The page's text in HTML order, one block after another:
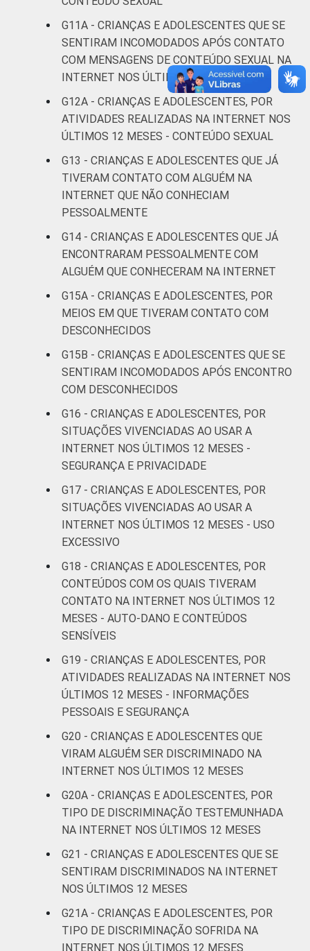
SM
22
Não tem
renda
29
Não sabe 10
respondeu
12
CLASSE
SOCIAL
AB
C 14
DE 17
Fonte: CGI.br/NIC.br, Centro Regional de
Estudos para o Desenvolvimento da
Sociedade da Informação (Cetic.br),
Pesquisa sobre o Uso da Internet por
Crianças e Adolescentes no Brasil – TIC Kids
Online Brasil 2017. ¹Dados coletados por
autopreenchimento.
G11A - CRIANÇAS E ADOLESCENTES QUE SE
SENTIRAM INCOMODADOS APÓS CONTATO
COM MENSAGENS DE CONTEÚDO SEXUAL NA
INTERNET NOS ÚLTIMOS 12 MESES
G12A - CRIANÇAS E ADOLESCENTES, POR
ATIVIDADES REALIZADAS NA INTERNET NOS
ÚLTIMOS 12 MESES - CONTEÚDO SEXUAL
G13 - CRIANÇAS E ADOLESCENTES QUE JÁ
TIVERAM CONTATO COM ALGUÉM NA
INTERNET QUE NÃO CONHECIAM
PESSOALMENTE
G14 - CRIANÇAS E ADOLESCENTES QUE JÁ
ENCONTRARAM PESSOALMENTE COM
ALGUÉM QUE CONHECERAM NA INTERNET
G15A - CRIANÇAS E ADOLESCENTES, POR
MEIOS EM QUE TIVERAM CONTATO COM
DESCONHECIDOS
G15B - CRIANÇAS E ADOLESCENTES QUE SE
SENTIRAM INCOMODADOS APÓS ENCONTRO
COM DESCONHECIDOS
G16 - CRIANÇAS E ADOLESCENTES, POR
SITUAÇÕES VIVENCIADAS AO USAR A
INTERNET NOS ÚLTIMOS 12 MESES -
SEGURANÇA E PRIVACIDADE
G17 - CRIANÇAS E ADOLESCENTES, POR
SITUAÇÕES VIVENCIADAS AO USAR A
INTERNET NOS ÚLTIMOS 12 MESES - USO
EXCESSIVO
G18 - CRIANÇAS E ADOLESCENTES, POR
CONTEÚDOS COM OS QUAIS TIVERAM
CONTATO NA INTERNET NOS ÚLTIMOS 12
MESES - AUTO-DANO E CONTEÚDOS
SENSÍVEIS
G19 - CRIANÇAS E ADOLESCENTES, POR
ATIVIDADES REALIZADAS NA INTERNET NOS
ÚLTIMOS 12 MESES - INFORMAÇÕES
PESSOAIS E SEGURANÇA
G20 - CRIANÇAS E ADOLESCENTES QUE
VIRAM ALGUÉM SER DISCRIMINADO NA
INTERNET NOS ÚLTIMOS 12 MESES
G20A - CRIANÇAS E ADOLESCENTES, POR
TIPO DE DISCRIMINAÇÃO TESTEMUNHADA
NA INTERNET NOS ÚLTIMOS 12 MESES
G21 - CRIANÇAS E ADOLESCENTES QUE SE
SENTIRAM DISCRIMINADOS NA INTERNET
NOS ÚLTIMOS 12 MESES
G21A - CRIANÇAS E ADOLESCENTES, POR
TIPO DE DISCRIMINAÇÃO SOFRIDA NA
INTERNET NOS ÚLTIMOS 12 MESES